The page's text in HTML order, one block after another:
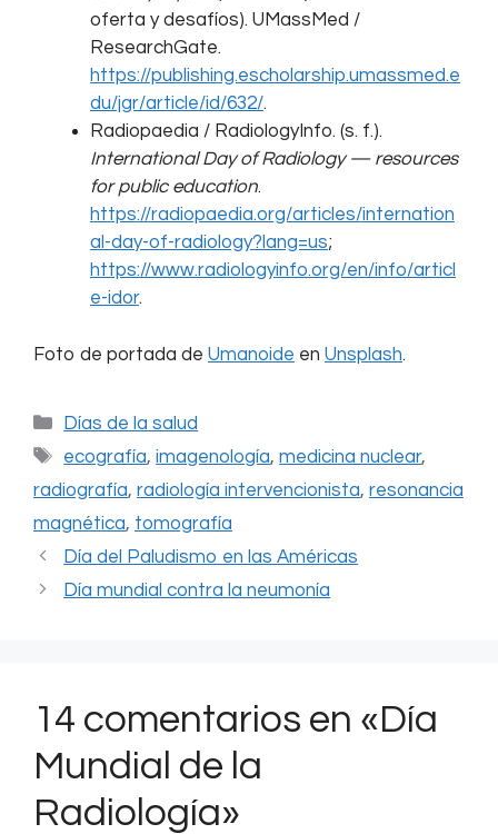
oferta y desafíos). UMassMed /
ResearchGate.
https://publishing.escholarship.umassmed.e
du/jgr/article/id/632/.
Radiopaedia / RadiologyInfo. (s. f.).
International Day of Radiology — resources
for public education.
https://radiopaedia.org/articles/internation
al-day-of-radiology?lang=us;
https://www.radiologyinfo.org/en/info/articl
e-idor.
Foto de portada de Umanoide en Unsplash.
Categorías
Días de la salud
Etiquetas
ecografía,imagenología,medicina nuclear,
radiografía, radiología intervencionista, resonancia
magnética, tomografía
Día del Paludismo en las Américas
Día mundial contra la neumonía
14 comentarios en «Día
Mundial de la
Radiología»